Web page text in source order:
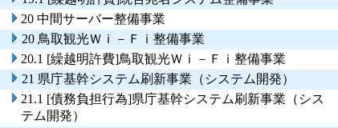
20 中間サーバー整備事業
20 鳥取観光Ｗｉ－Ｆｉ整備事業
20.1 [繰越明許費]鳥取観光Ｗｉ－Ｆｉ整備事業
21 県庁基幹システム刷新事業（システム開発）
21.1 [債務負担行為]県庁基幹システム刷新事業（シス
テム開発）